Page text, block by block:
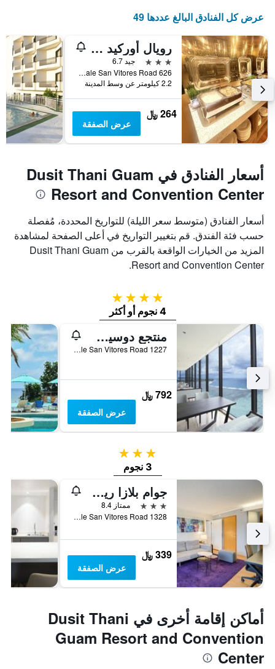
عرض كل الفنادق البالغ عددها 49
رويال أوركيد جوام هوتل
3 نجوم
جيد 6.7
626 Pale San Vitores Road, تاموننغ, غوام
2.2 كيلومتر عن وسط المدينة
264 ﷼
عرض الصفقة
أسعار الفنادق في Dusit Thani Guam
Resort and Convention Center
أسعار الفنادق (متوسط سعر الليلة) للتواريخ المحددة، مُفصلة
حسب فئة الفندق. قم بتغيير التواريخ في أعلى الصفحة لمشاهدة
المزيد من الخيارات الواقعة بالقرب من Dusit Thani Guam
Resort and Convention Center.
4 نجوم
4 نجوم أو أكثر
منتجع دوسيت ثاني غوام
1227 Pale San Vitores Road, تاموننغ, غوام
792 ﷼
عرض الصفقة
3 نجوم
3 نجوم
جوام بلازا ريزورت
3 نجوم
ممتاز 8.4
1328 Pale San Vitores Road, تاموننغ, غوام
339 ﷼
عرض الصفقة
أماكن إقامة أخرى في Dusit Thani
Guam Resort and Convention
Center